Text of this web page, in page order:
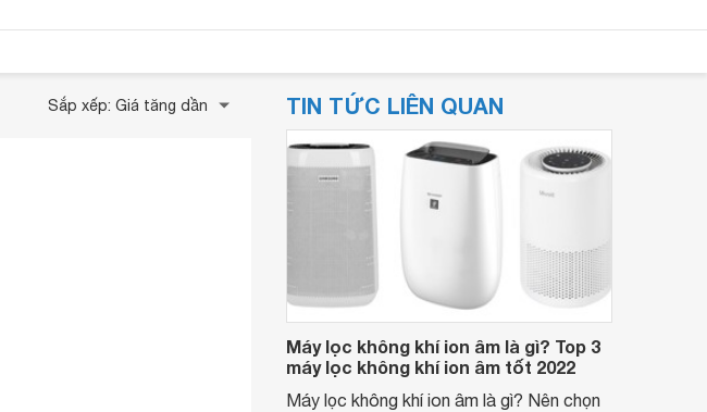
Sắp xếp: Giá tăng dần TIN TỨC LIÊN QUAN
Máy lọc không khí ion âm là gì? Top 3
máy lọc không khí ion âm tốt 2022
Máy lọc không khí ion âm là gì? Nên chọn